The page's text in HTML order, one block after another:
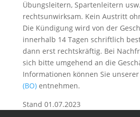
Übungsleitern, Spartenleitern
rechtsunwirksam. Kein Austritt
Die Kündigung wird von der
innerhalb 14 Tagen schriftlich
dann erst rechtskräftig. Bei
sich bitte umgehend an die
Informationen können Sie unserer
(BO)entnehmen.
Stand 01.07.2023